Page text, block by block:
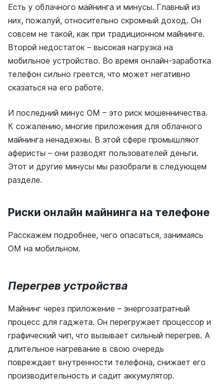
Есть у облачного майнинга и минусы. Главный из
них, пожалуй, относительно скромный доход. Он
совсем не такой, как при традиционном майнинге.
Второй недостаток – высокая нагрузка на
мобильное устройство. Во время онлайн-заработка
телефон сильно греется, что может негативно
сказаться на его работе.
И последний минус ОМ – это риск мошенничества.
К сожалению, многие приложения для облачного
майнинга ненадежны. В этой сфере промышляют
аферисты – они разводят пользователей деньги.
Этот и другие минусы мы разобрали в следующем
разделе.
Риски онлайн майнинга на телефоне
Расскажем подробнее, чего опасаться, занимаясь
ОМ на мобильном.
Перегрев устройства
Майнинг через приложение – энергозатратный
процесс для гаджета. Он перегружает процессор и
графический чип, что вызывает сильный перегрев. А
длительное нагревание в свою очередь
повреждает внутренности телефона, снижает его
производительность и садит аккумулятор.